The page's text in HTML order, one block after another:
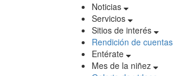
Noticias
Servicios
Sitios de interés
Rendición de cuentas
Entérate
Mes de la niñez